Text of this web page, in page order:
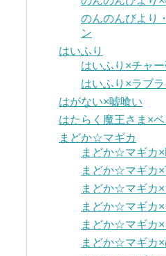
のんのんびより
ン
はいふり
はいふり×チャ
はいふり×ラブラ
はがない×嘘喰い
はたらく魔王さま×
まどか☆マギカ
まどか☆マギカ
まどか☆マギカ
まどか☆マギカ
まどか☆マギカ
まどか☆マギカ
まどか☆マギカ×